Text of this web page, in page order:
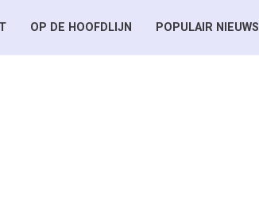
OP DE HOOFDLIJN POPULAIR NIEUWS